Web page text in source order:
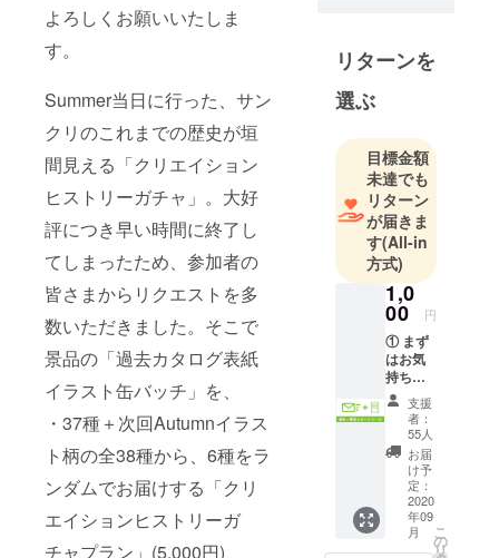
よろしくお願いいたしま
す。
Summer当日に行った、サン
クリのこれまでの歴史が垣
間見える「クリエイション
ヒストリーガチャ」。大好
評につき早い時間に終了し
てしまったため、参加者の
皆さまからリクエストを多
数いただきました。そこで
景品の「過去カタログ表紙
イラスト缶バッチ」を、
・37種＋次回Autumnイラス
ト柄の全38種から、6種をラ
ンダムでお届けする「クリ
エイションヒストリーガ
チャプラン」(5,000円)
ファンが集
うことに
よって生ま
れる共同幻
想、人が多
く集まるこ
とにより生
まれる熱
狂、その
時・その場
にしかない
という焦燥
感、そして
作家さんや
本との偶然
――ここに
はさまざま
な楽しさが
満ちていま
リターンを
選ぶ
目標金額
未達でも
リターン
が届きま
す(All-in
方式)
1,0
00 円
① まず
はお気
持ちだ
けで
も！
「御礼
＋限定
レポー
トメー
ル」 サ
ンクリ
2020
支援
者：
55人
お届
け予
定：
2020
年09
月
こ
の
リ